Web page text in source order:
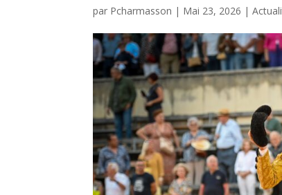
par Pcharmasson | Mai 23, 2026 |